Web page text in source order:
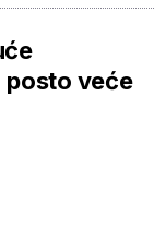
posto veće